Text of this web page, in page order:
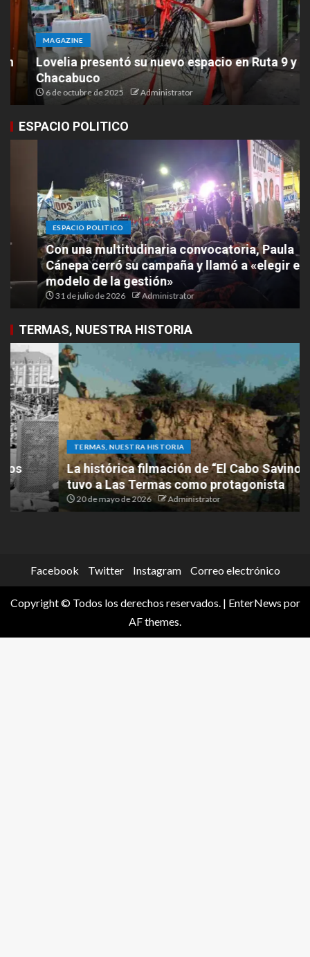
MAGAZINE
Lovelia presentó su nuevo espacio en Ruta 9 y
Chacabuco
6 de octubre de 2025 Administrator
ESPACIO POLITICO
ESPACIO POLITICO
Con una multitudinaria convocatoria, Paula
Cánepa cerró su campaña y llamó a «elegir el
modelo de la gestión»
31 de julio de 2026 Administrator
TERMAS, NUESTRA HISTORIA
TERMAS, NUESTRA HISTORIA
La histórica filmación de “El Cabo Savino” que
tuvo a Las Termas como protagonista
20 de mayo de 2026 Administrator
Facebook Twitter Instagram Correo electrónico
Copyright © Todos los derechos reservados. | EnterNews por
AF themes.